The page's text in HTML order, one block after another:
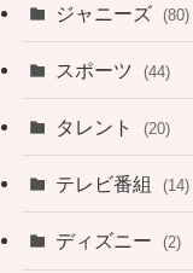
ジャニーズ (80)
スポーツ (44)
タレント (20)
テレビ番組 (14)
ディズニー (2)